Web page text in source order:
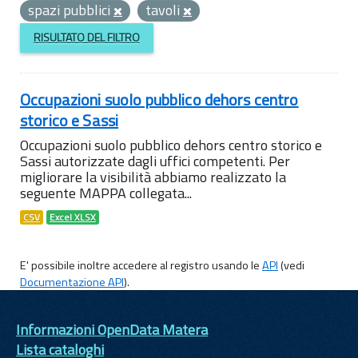
spazi pubblici
tavoli
RISULTATO DEL FILTRO
Occupazioni suolo pubblico dehors centro
storico e Sassi
Occupazioni suolo pubblico dehors centro storico e
Sassi autorizzate dagli uffici competenti. Per
migliorare la visibilità abbiamo realizzato la
seguente MAPPA collegata...
CSV Excel XLSX
E' possibile inoltre accedere al registro usando leAPI(vedi
Documentazione API).
Informazioni OpenData Matera
Lista cataloghi